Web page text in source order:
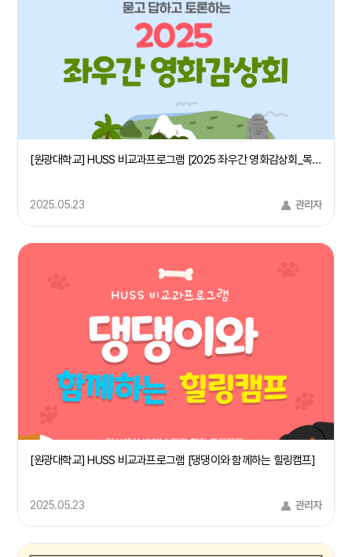
[원광대학교] HUSS 비교과프로그램 [2025 좌우간 영화감상회_목소리들]
2025.05.23 관리자
[원광대학교] HUSS 비교과프로그램 [댕댕이와 함께하는 힐링캠프]
2025.05.23 관리자